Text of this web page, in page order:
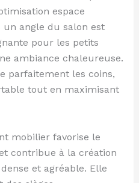
espace
angle du salon est
pour les petits
ambiance chaleureuse.
parfaitement les coins,
tout en maximisant
mobilier favorise le
contribue à la création
et agréable. Elle